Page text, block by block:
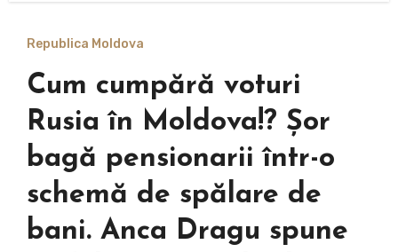
Republica Moldova
Cum cumpără voturi
Rusia în Moldova!? Șor
bagă pensionarii într-o
schemă de spălare de
bani. Anca Dragu spune